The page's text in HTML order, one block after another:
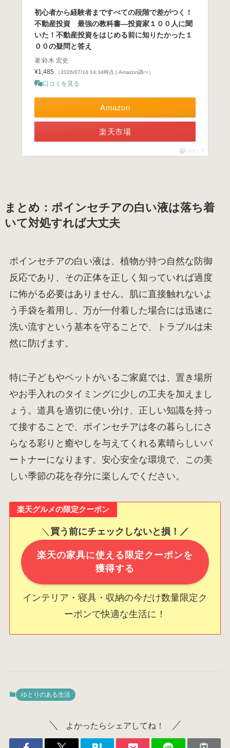
初心者から経験者まですべての段階で差がつく！
不動産投資 最強の教科書―投資家１００人に聞
いた！不動産投資をはじめる前に知りたかった１
００の疑問と答え
著:鈴木 宏史
¥1,485
（2026/07/14 14:34時点 | Amazon調べ）
口コミを見る
Amazon
楽天市場
ポチップ
まとめ：ポインセチアの白い液は落ち着
いて対処すれば大丈夫
ポインセチアの白い液は、植物が持つ自然な防御
反応であり、その正体を正しく知っていれば過度
に怖がる必要はありません。肌に直接触れないよ
う手袋を着用し、万が一付着した場合には迅速に
洗い流すという基本を守ることで、トラブルは未
然に防げます。
特に子どもやペットがいるご家庭では、置き場所
やお手入れのタイミングに少しの工夫を加えまし
ょう。道具を適切に使い分け、正しい知識を持っ
て接することで、ポインセチアは冬の暮らしにさ
らなる彩りと癒やしを与えてくれる素晴らしいパ
ートナーになります。安心安全な環境で、この美
しい季節の花を存分に楽しんでください。
楽天グルメの限定クーポン
＼ 買う前にチェックしないと損！／
楽天の家具に使える限定クーポンを
獲得する
インテリア・寝具・収納の今だけ数量限定ク
ーポンで快適な生活に！
ゆとりのある生活
よかったらシェアしてね！